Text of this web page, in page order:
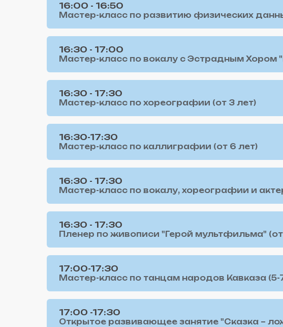
16:00 - 16:50
Мастер-класс по развитию физических
16:30 - 17:00
Мастер-класс по вокалу с Эстрадным Хором
16:30 - 17:30
Мастер-класс по хореографии (от 3 лет)
16:30-17:30
Мастер-класс по каллиграфии (от 6 лет)
16:30 - 17:30
Мастер-класс по вокалу, хореографии и
16:30 - 17:30
Пленер по живописи "Герой мультфильма" (от
17:00-17:30
Мастер-класс по танцам народов Кавказа (5-
17:00 -17:30
Открытое развивающее занятие "Сказка –